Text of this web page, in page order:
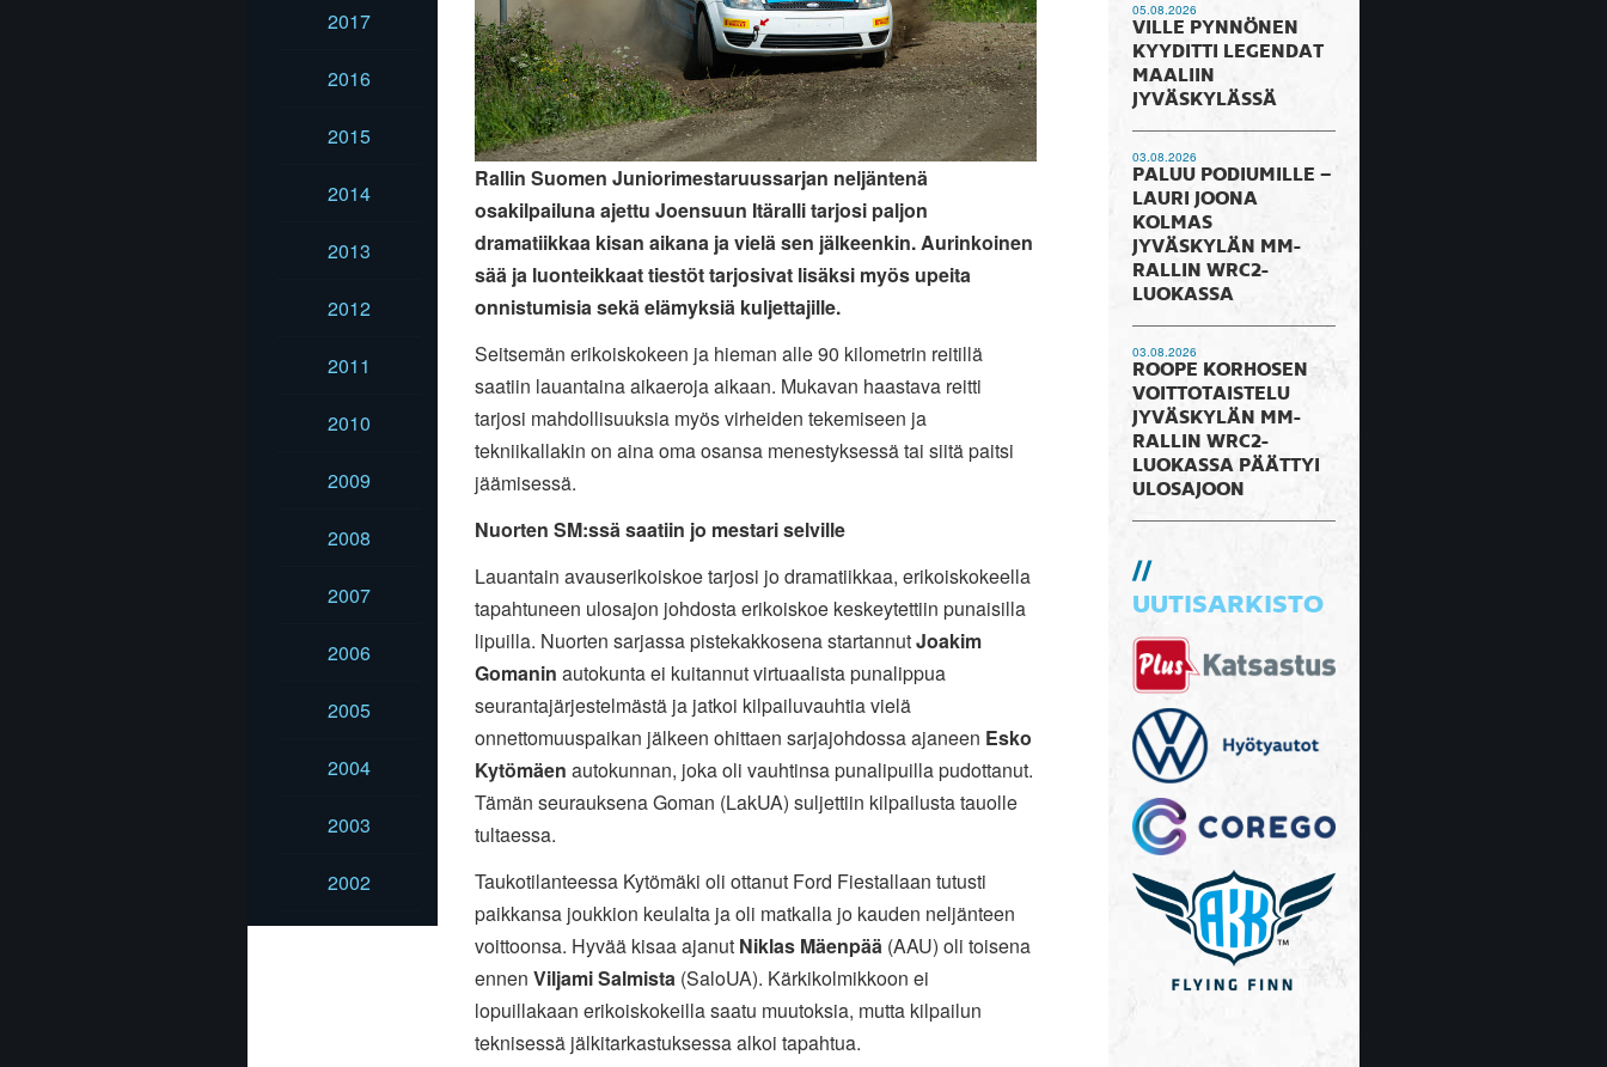
2017
2016
2015
2014
2013
2012
2011
2010
2009
2008
2007
2006
2005
2004
2003
2002
Rallin Suomen Juniorimestaruussarjan neljäntenä
osakilpailuna ajettu Joensuun Itäralli tarjosi paljon
dramatiikkaa kisan aikana ja vielä sen jälkeenkin. Aurinkoinen
sää ja luonteikkaat tiestöt tarjosivat lisäksi myös upeita
onnistumisia sekä elämyksiä kuljettajille.
Seitsemän erikoiskokeen ja hieman alle 90 kilometrin reitillä
saatiin lauantaina aikaeroja aikaan. Mukavan haastava reitti
tarjosi mahdollisuuksia myös virheiden tekemiseen ja
tekniikallakin on aina oma osansa menestyksessä tai siitä paitsi
jäämisessä.
Nuorten SM:ssä saatiin jo mestari selville
Lauantain avauserikoiskoe tarjosi jo dramatiikkaa, erikoiskokeella
tapahtuneen ulosajon johdosta erikoiskoe keskeytettiin punaisilla
lipuilla. Nuorten sarjassa pistekakkosena startannutJoakim
Gomanin autokunta ei kuitannut virtuaalista punalippua
seurantajärjestelmästä ja jatkoi kilpailuvauhtia vielä
onnettomuuspaikan jälkeen ohittaen sarjajohdossa ajaneen Esko
Kytömäen autokunnan, joka oli vauhtinsa punalipuilla pudottanut.
Tämän seurauksena Goman (LakUA) suljettiin kilpailusta tauolle
tultaessa.
Taukotilanteessa Kytömäki oli ottanut Ford Fiestallaan tutusti
paikkansa joukkion keulalta ja oli matkalla jo kauden neljänteen
voittoonsa. Hyvää kisaa ajanut Niklas Mäenpää(AAU) oli toisena
ennen Viljami Salmista(SaloUA). Kärkikolmikkoon ei
lopuillakaan erikoiskokeilla saatu muutoksia, mutta kilpailun
teknisessä jälkitarkastuksessa alkoi tapahtua.
05.08.2026
VILLE PYNNÖNEN
KYYDITTI LEGENDAT
MAALIIN
JYVÄSKYLÄSSÄ
03.08.2026
PALUU PODIUMILLE –
LAURI JOONA
KOLMAS
JYVÄSKYLÄN MM-
RALLIN WRC2-
LUOKASSA
03.08.2026
ROOPE KORHOSEN
VOITTOTAISTELU
JYVÄSKYLÄN MM-
RALLIN WRC2-
LUOKASSA PÄÄTTYI
ULOSAJOON
UUTISARKISTO